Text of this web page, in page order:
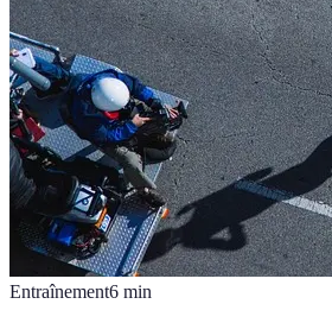
Entraînement6 min